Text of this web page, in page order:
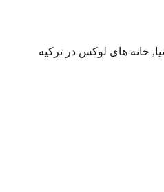
خانه های لوکس در ترکیه